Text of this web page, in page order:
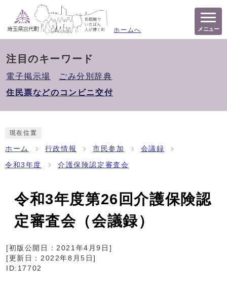
ホームへ メニュー
注目のキーワード
電子掲示場
ごみ分別辞典
住民票などのコンビニ交付
現在位置
ホーム 行政情報 市民参加 会議録
令和3年度 介護保険認定審査会
令和3年度第26回介護保険認
定審査会（会議録）
[初版公開日：2021年4月9日 ]
[更新日： 2022年8月5日]
ID:17702